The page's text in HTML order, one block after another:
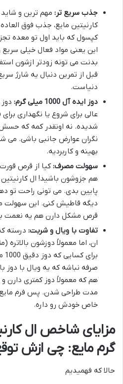
جذب سریع تر: مهم ترین و شاید
کارنیتین مایع، جذب فوق
کپسول که باید اول تو معده
این یعنی مواد فعال خیلی
بدنت می تونه زودتر ازشون
قبل از تمرین دنبال یه شارژ
دنیاست.
دوز ایده آل 1000 میلی گرم:
عالی برای شروع یا نگهداری
شدیده. نه اونقدر کمه که حسش
نگران عوارض جانبی باشی. می
بهینه و کاربردیه.
سهولت مصرف: کیا از قرص
هم جزوشون باشید! ال
پایین بدی. می تونی راحت تو
دیگه قاطیش کنی. این سهولت
قرص مشکل دارن هم یه نعمت
تفاوت با ویال و شربت: درسته
صرفه نباشه که یه ویال با دوز
هم که معمولاً دوز کمتری دارن و
خاص خودش رو داره.
گرم مایع: چی ازش
حالا که فهمیدیم